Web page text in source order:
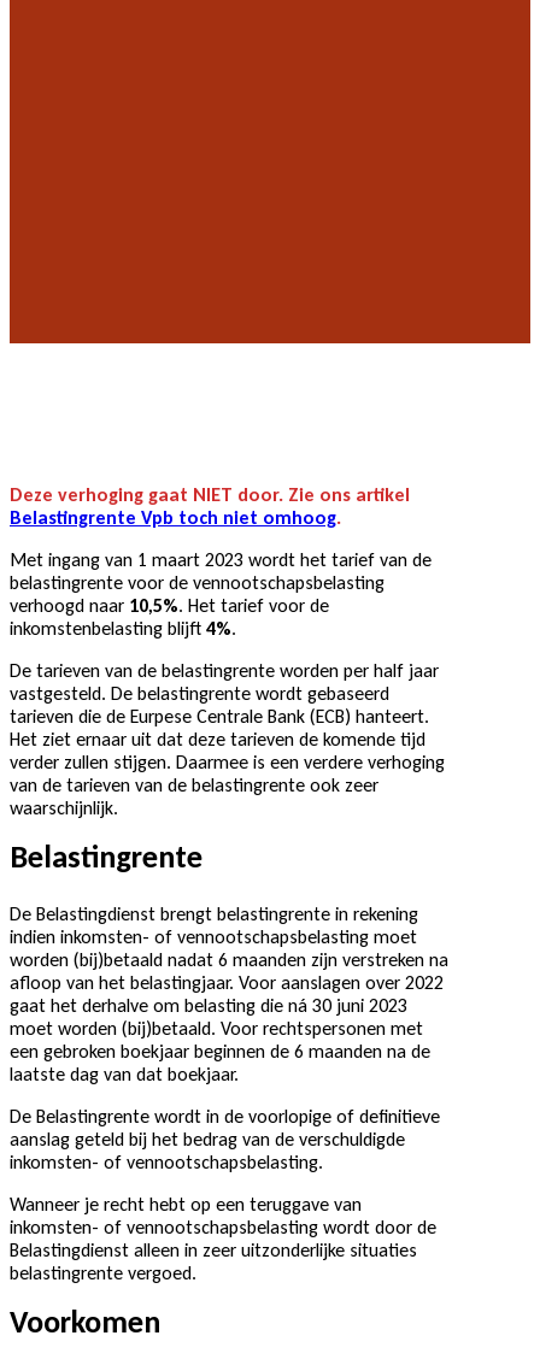
Deze verhoging gaat NIET door. Zie ons artikel
Belastingrente Vpb toch niet omhoog.
Met ingang van 1 maart 2023 wordt het tarief van de
belastingrente voor de vennootschapsbelasting
verhoogd naar 10,5%. Het tarief voor de
inkomstenbelasting blijft 4%.
De tarieven van de belastingrente worden per half jaar
vastgesteld. De belastingrente wordt gebaseerd
tarieven die de Eurpese Centrale Bank (ECB) hanteert.
Het ziet ernaar uit dat deze tarieven de komende tijd
verder zullen stijgen. Daarmee is een verdere verhoging
van de tarieven van de belastingrente ook zeer
waarschijnlijk.
Belastingrente
De Belastingdienst brengt belastingrente in rekening
indien inkomsten- of vennootschapsbelasting moet
worden (bij)betaald nadat 6 maanden zijn verstreken na
afloop van het belastingjaar. Voor aanslagen over 2022
gaat het derhalve om belasting die ná 30 juni 2023
moet worden (bij)betaald. Voor rechtspersonen met
een gebroken boekjaar beginnen de 6 maanden na de
laatste dag van dat boekjaar.
De Belastingrente wordt in de voorlopige of definitieve
aanslag geteld bij het bedrag van de verschuldigde
inkomsten- of vennootschapsbelasting.
Wanneer je recht hebt op een teruggave van
inkomsten- of vennootschapsbelasting wordt door de
Belastingdienst alleen in zeer uitzonderlijke situaties
belastingrente vergoed.
Voorkomen